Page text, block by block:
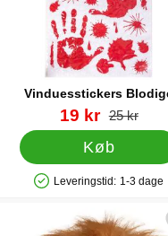
Vinduesstickers
Håndaftryk
Varenr 85595
pris
19 kr pris
25 kr
Køb
Produkttilgængelighed: På
Leveringstid: 1-3 dage
Markér løve